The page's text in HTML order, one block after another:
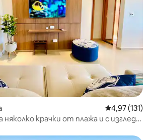
Средна
4,97 (131)
крачки от плажа и с изглед